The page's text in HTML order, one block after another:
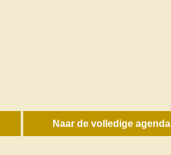
Naar de volledige agenda